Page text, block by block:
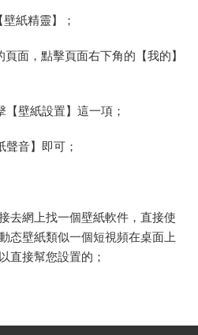
紙精靈】；
面，點擊頁面右下角的【我的】
壁紙設置】這一項；
音】即可；
去網上找一個壁紙軟件，直接使
态壁紙類似一個短視頻在桌面上
直接幫您設置的；